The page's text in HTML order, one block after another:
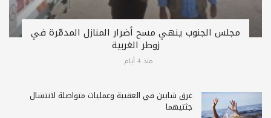
مجلس الجنوب ينهي مسح أضرار المنازل المدمّرة في
زوطر الغربية
منذ 4 أيام
غرق شابين في العقيبة وعمليات متواصلة لانتشال
جثتيهما